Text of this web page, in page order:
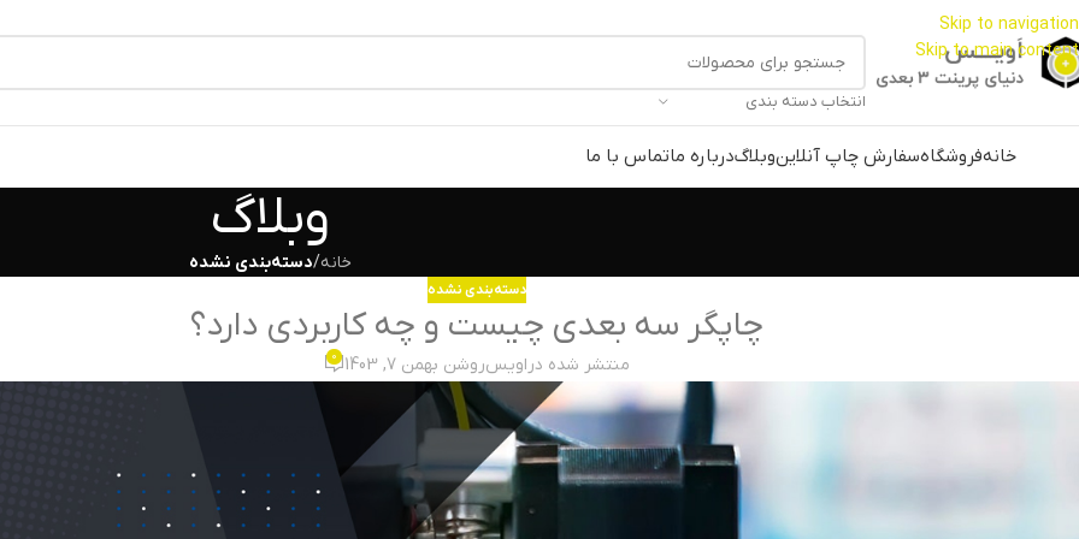
Skip to navigation
Skip to main content
انتخاب دسته بندی
خانهفروشگاهسفارش چاپ آنلاینوبلاگدرباره ماتماس با ما
وبلاگ
خانه/دسته‌بندی نشده
دسته‌بندی نشده
چاپگر سه بعدی چیست و چه کاربردی دارد؟
منتشر شده دراویسروشن بهمن 7, 1403 0